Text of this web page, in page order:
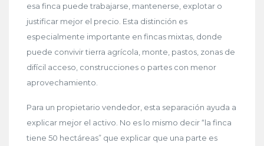
esa finca puede trabajarse, mantenerse, explotar o
justificar mejor el precio. Esta distinción es
especialmente importante en fincas mixtas, donde
puede convivir tierra agrícola, monte, pastos, zonas de
difícil acceso, construcciones o partes con menor
aprovechamiento.
Para un propietario vendedor, esta separación ayuda a
explicar mejor el activo. No es lo mismo decir “la finca
tiene 50 hectáreas” que explicar que una parte es